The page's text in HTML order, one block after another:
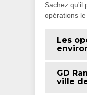
Sachez qu'il
opérations
Les
GD
ville